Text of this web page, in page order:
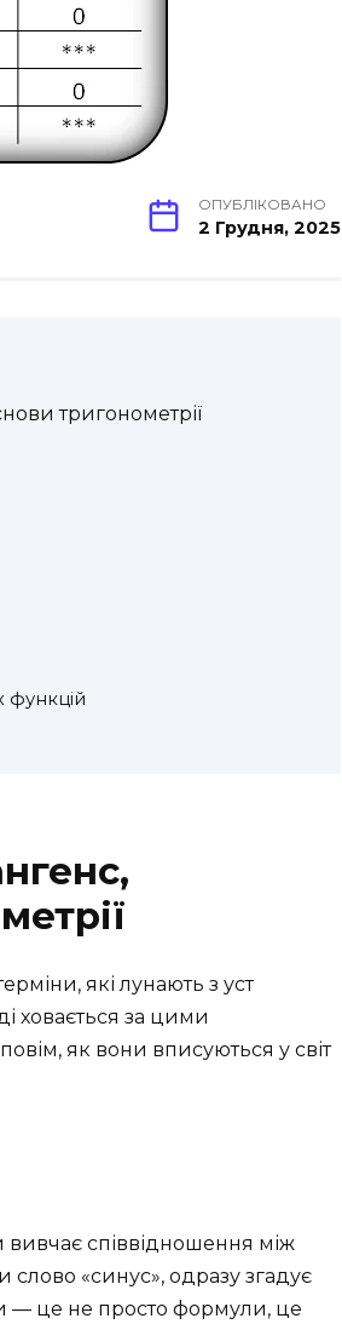
ОПУБЛІКОВАНО
2 Грудня, 2025
тригонометрії
функцій
які лунають з уст
ховається за цими
як вони вписуються у світ
співвідношення між
слово «синус», одразу згадує
— це не просто формули, це